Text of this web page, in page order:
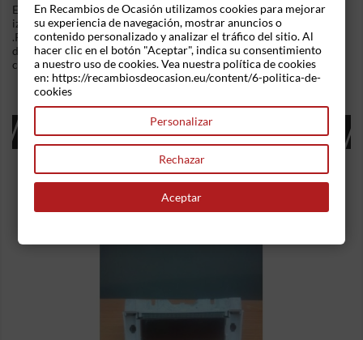
En Recambios de Ocasion disponemos de Piloto trasero
izquierdo Daewoo Lanos (KLAT) (1997-2003) 1.5 i (86 cv)
.Referencia Interna: 08101825522734. Lado porton . Ademas,
disponemos de mas recambios, si tiene cualquier duda
consultenos.
16 OTROS PRODUCTOS EN LA MISMA
CATEGORÍA:
En Recambios de Ocasión utilizamos cookies para mejorar
su experiencia de navegación, mostrar anuncios o
contenido personalizado y analizar el tráfico del sitio. Al
hacer clic en el botón "Aceptar", indica su consentimiento
a nuestro uso de cookies. Vea nuestra política de cookies
en: https://recambiosdeocasion.eu/content/6-politica-de-
cookies
Personalizar
Rechazar
Aceptar